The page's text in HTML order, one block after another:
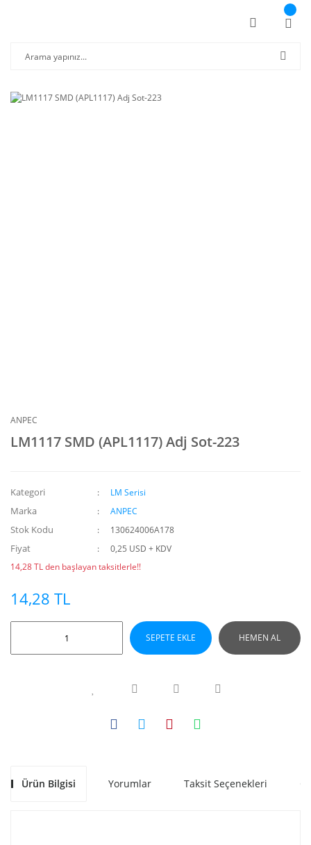
ANPEC
LM1117 SMD (APL1117) Adj Sot-223
Kategori LM Serisi
Marka ANPEC
Stok Kodu 130624006A178
Fiyat
0,25 USD + KDV
14,28 TL den başlayan taksitlerle!!
14,28 TL
SEPETE EKLE HEMEN AL
Ürün Bilgisi Yorumlar Taksit Seçenekleri